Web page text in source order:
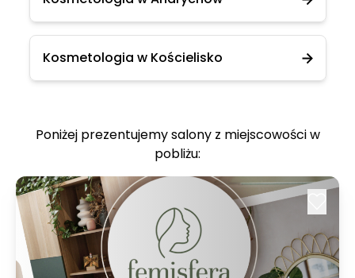
Kosmetologia w Kościelisko
Poniżej prezentujemy salony z miejscowości w
pobliżu: